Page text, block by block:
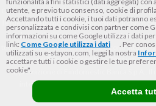
Consumatore € 920. Decorrenza media della
le tue spese in modo responsabile e di
Findomestic ti ricorda, prima di sottoscrivere
tutte le condizioni economiche e contrattuali,
Europee di Base sul Credito ai Consumatori
approvazione di Findomestic Banca S.p.A.. Il
intermediario del credito per Findomestic
utente, e previo tuo consenso, cookie di
Accettando tutti i cookie, i tuoi dati potranno
personalizzata e condivisi con partner come
informazioni su come Google utilizza i dati
link: Come Google utilizza i dati
. Per
utilizzati su e-stayon.com, leggi la nostra
accettare tutti i cookie o gestire le tue
cookie".
Accetta